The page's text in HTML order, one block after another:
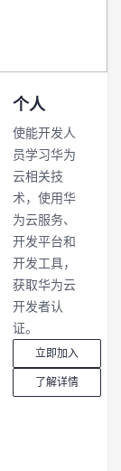
个人
使能开发人
员学习华为
云相关技
术，使用华
为云服务、
开发平台和
开发工具，
获取华为云
开发者认
证。
立即加入
了解详情